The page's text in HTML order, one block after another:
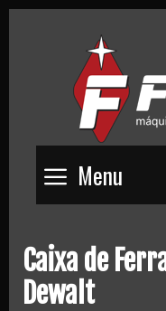
Menu
Caixa de
Dewalt